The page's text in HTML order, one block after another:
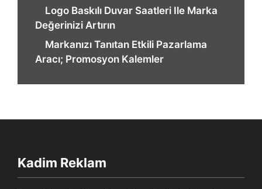
Logo Baskılı Duvar Saatleri Ile Marka
Değerinizi Artırın
Markanızı Tanıtan Etkili Pazarlama
Aracı; Promosyon Kalemler
Kadim Reklam